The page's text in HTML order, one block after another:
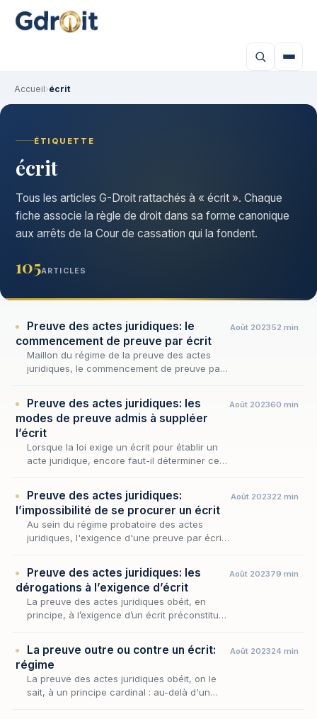
Accueil›écrit
ÉTIQUETTE
écrit
Tous les articles G-Droit rattachés à « écrit ». Chaque
fiche associe la règle de droit dans sa forme canonique
aux arrêts de la Cour de cassation qui la fondent.
105ARTICLES
Preuve des actes juridiques: le
commencement de preuve par écrit
Maillon du régime de la preuve des actes
juridiques, le commencement de preuve par
pour les acte…
Août 202352 min
Preuve des actes juridiques: les
modes de preuve admis à suppléer
l’écrit
Lorsque la loi exige un écrit pour établir un
acte juridique, encore faut-il déterminer ce
Août 202360 min
Preuve des actes juridiques:
l’impossibilité de se procurer un écrit
Au sein du régime probatoire des actes
juridiques, l'exigence d'une preuve par écrit
raisonnablement ê…
Août 202322 min
Preuve des actes juridiques: les
dérogations à l’exigence d’écrit
La preuve des actes juridiques obéit, en
principe, à l’exigence d’un écrit préconstitué
d’absolu, car…
Août 202379 min
La preuve outre ou contre un écrit:
régime
La preuve des actes juridiques obéit, on le
sait, à un principe cardinal : au-delà d'un
Août 202324 min